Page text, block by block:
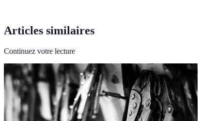
Articles similaires
Continuez votre lecture